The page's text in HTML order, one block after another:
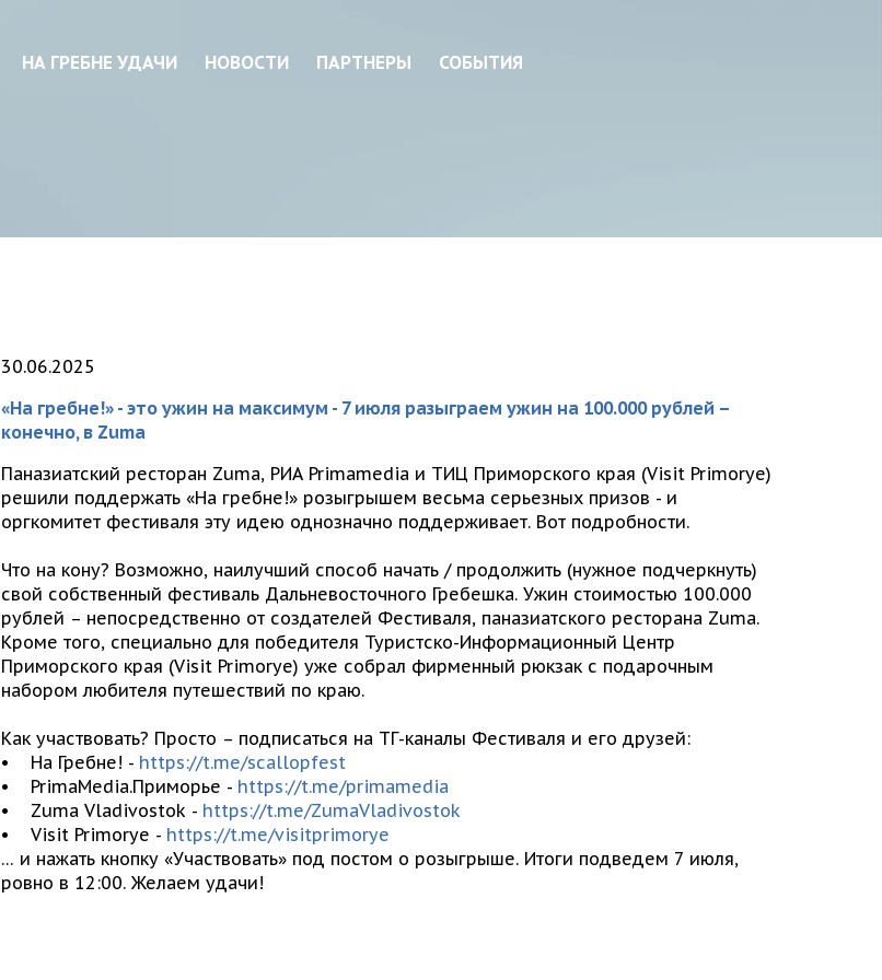
НА ГРЕБНЕ УДАЧИ НОВОСТИ ПАРТНЕРЫ СОБЫТИЯ
30.06.2025
«На гребне!» - это ужин на максимум - 7 июля разыграем ужин на 100.000 рублей –
конечно, в Zuma
Паназиатский ресторан Zuma, РИА Primamedia и ТИЦ Приморского края (Visit Primorye)
решили поддержать «На гребне!» розыгрышем весьма серьезных призов - и
оргкомитет фестиваля эту идею однозначно поддерживает. Вот подробности.
Что на кону? Возможно, наилучший способ начать / продолжить (нужное подчеркнуть)
свой собственный фестиваль Дальневосточного Гребешка. Ужин стоимостью 100.000
рублей – непосредственно от создателей Фестиваля, паназиатского ресторана Zuma.
Кроме того, специально для победителя Туристско-Информационный Центр
Приморского края (Visit Primorye) уже собрал фирменный рюкзак с подарочным
набором любителя путешествий по краю.
Как участвовать? Просто – подписаться на ТГ-каналы Фестиваля и его друзей:
• На Гребне! - https://t.me/scallopfest
• PrimaMedia.Приморье - https://t.me/primamedia
• Zuma Vladivostok - https://t.me/ZumaVladivostok
• Visit Primorye - https://t.me/visitprimorye
… и нажать кнопку «Участвовать» под постом о розыгрыше. Итоги подведем 7 июля,
ровно в 12:00. Желаем удачи!